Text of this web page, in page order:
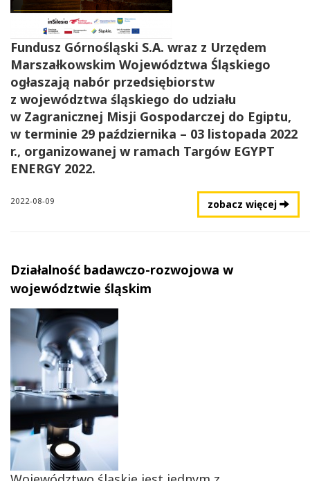
Fundusz Górnośląski S.A. wraz z Urzędem
Marszałkowskim Województwa Śląskiego
ogłaszają nabór przedsiębiorstw
z województwa śląskiego do udziału
w Zagranicznej Misji Gospodarczej do Egiptu,
w terminie 29 października – 03 listopada 2022
r., organizowanej w ramach Targów EGYPT
ENERGY 2022.
2022-08-09 zobacz więcej
Działalność badawczo-rozwojowa w
województwie śląskim